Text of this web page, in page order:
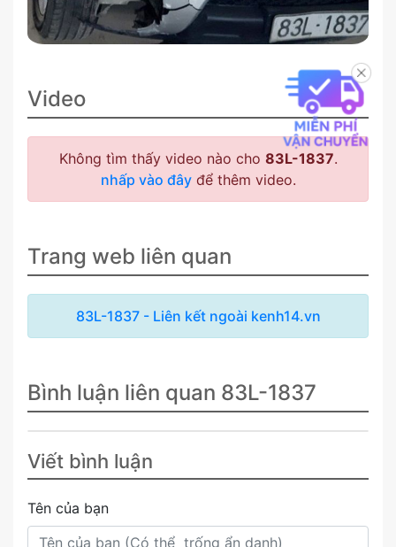
Video
Không tìm thấy video nào cho 83L-1837.
nhấp vào đâyđể thêm video.
Trang web liên quan
83L-1837 - Liên kết ngoài kenh14.vn
Bình luận liên quan 83L-1837
Viết bình luận
Tên của bạn